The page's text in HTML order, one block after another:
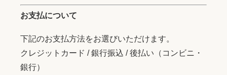
お支払について
下記のお支払方法をお選びいただけます。
クレジットカード / 銀行振込 / 後払い（コンビニ・
銀行）